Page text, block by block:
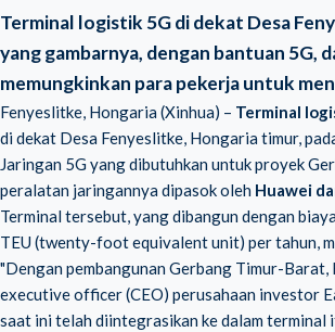
Terminal logistik 5G di dekat Desa
yang gambarnya, dengan bantuan
memungkinkan para pekerja untuk
Fenyeslitke, Hongaria (Xinhua) – Terminal
di dekat Desa Fenyeslitke, Hongaria timur,
Jaringan 5G yang dibutuhkan untuk proyek
peralatan jaringannya dipasok oleh Huawei
Terminal tersebut, yang dibangun dengan
TEU (twenty-foot equivalent unit) per tahun,
"Dengan pembangunan Gerbang Timur-
executive officer (CEO) perusahaan investor
saat ini telah diintegrasikan ke dalam terminal